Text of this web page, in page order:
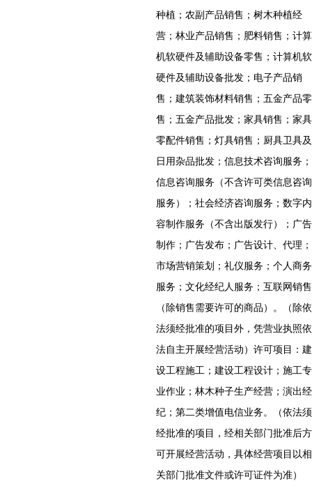
种植；农副产品销售；树木种植经
营；林业产品销售；肥料销售；计算
机软硬件及辅助设备零售；计算机软
硬件及辅助设备批发；电子产品销
售；建筑装饰材料销售；五金产品零
售；五金产品批发；家具销售；家具
零配件销售；灯具销售；厨具卫具及
日用杂品批发；信息技术咨询服务；
信息咨询服务（不含许可类信息咨询
服务）；社会经济咨询服务；数字内
容制作服务（不含出版发行）；广告
制作；广告发布；广告设计、代理；
市场营销策划；礼仪服务；个人商务
服务；文化经纪人服务；互联网销售
（除销售需要许可的商品）。（除依
法须经批准的项目外，凭营业执照依
法自主开展经营活动）许可项目：建
设工程施工；建设工程设计；施工专
业作业；林木种子生产经营；演出经
纪；第二类增值电信业务。（依法须
经批准的项目，经相关部门批准后方
可开展经营活动，具体经营项目以相
关部门批准文件或许可证件为准）